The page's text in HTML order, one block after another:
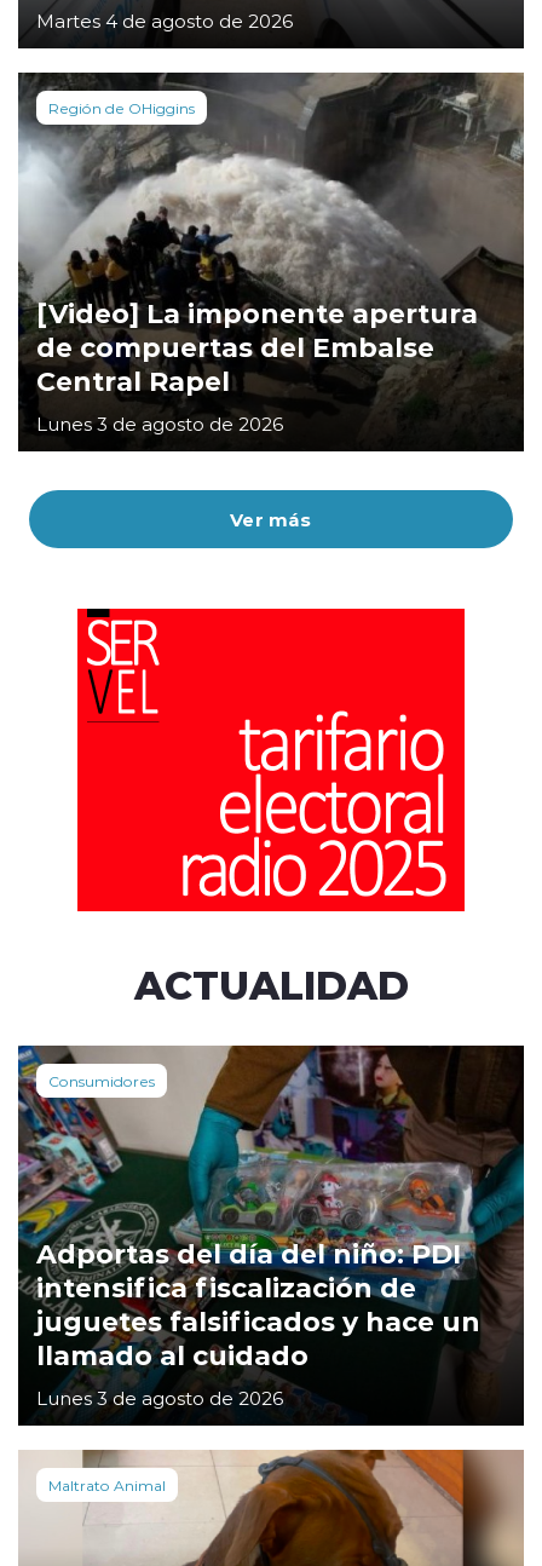
Ver más
Martes 4 de agosto de 2026
Región de OHiggins
[Video] La imponente apertura
de compuertas del Embalse
Central Rapel
Lunes 3 de agosto de 2026
ACTUALIDAD
Consumidores
Adportas del día del niño: PDI
intensifica fiscalización de
juguetes falsificados y hace un
llamado al cuidado
Lunes 3 de agosto de 2026
Maltrato Animal